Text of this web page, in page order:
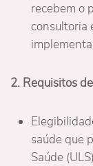
recebem o
consultoria
2. Requisitos
saúde que
Saúde